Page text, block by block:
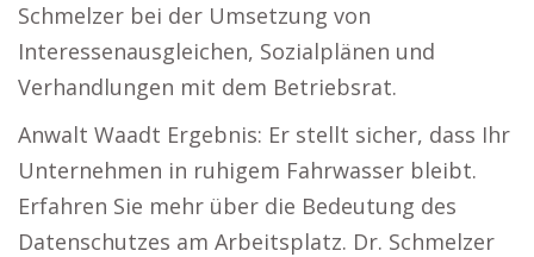
Schmelzer bei der Umsetzung von
Interessenausgleichen, Sozialplänen und
Verhandlungen mit dem Betriebsrat.
Anwalt Waadt Ergebnis: Er stellt sicher, dass Ihr
Unternehmen in ruhigem Fahrwasser bleibt.
Erfahren Sie mehr über die Bedeutung des
Datenschutzes am Arbeitsplatz. Dr. Schmelzer